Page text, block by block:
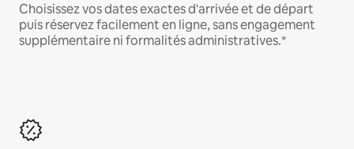
Choisissez vos dates exactes d'arrivée et de départ
puis réservez facilement en ligne, sans engagement
supplémentaire ni formalités administratives.*